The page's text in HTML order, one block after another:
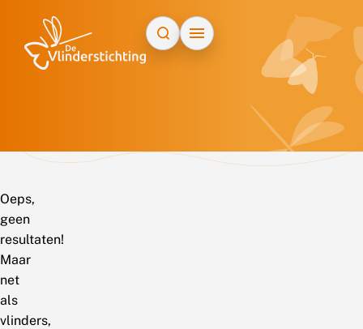
Oeps,
geen
resultaten!
Maar
net
als
vlinders,